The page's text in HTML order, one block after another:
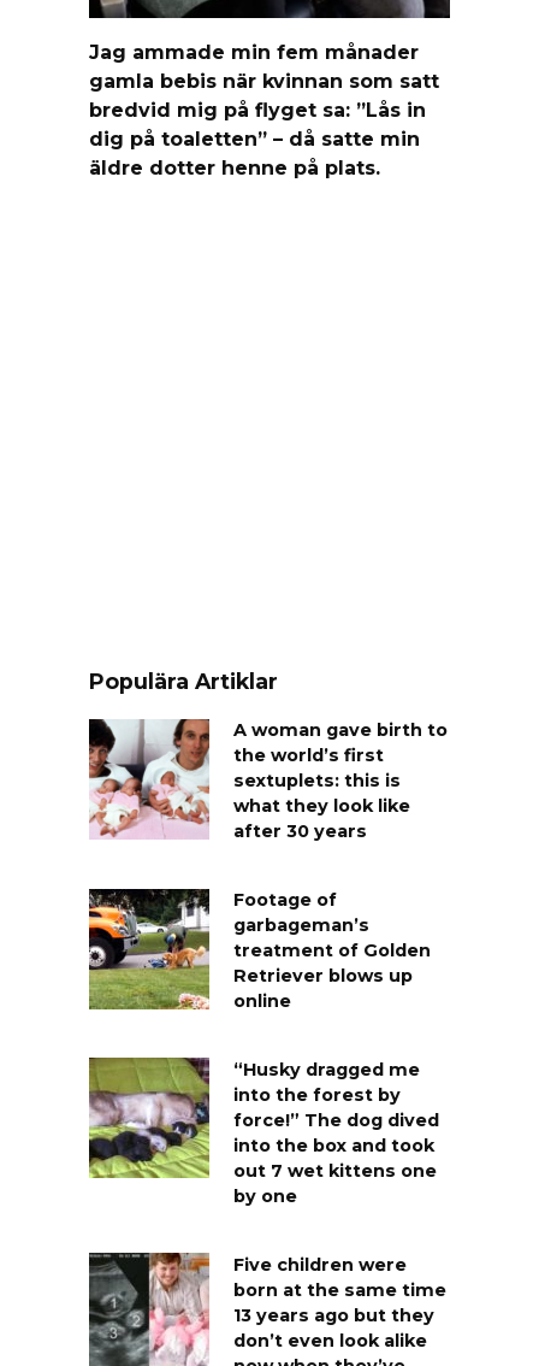
Jag ammade min fem månader
gamla bebis när kvinnan som satt
bredvid mig på flyget sa: ”Lås in
dig på toaletten” – då satte min
äldre dotter henne på plats.
Populära Artiklar
A woman gave birth to
the world’s first
sextuplets: this is
what they look like
after 30 years
Footage of
garbageman’s
treatment of Golden
Retriever blows up
online
“Husky dragged me
into the forest by
force!” The dog dived
into the box and took
out 7 wet kittens one
by one
Five children were
born at the same time
13 years ago but they
don’t even look alike